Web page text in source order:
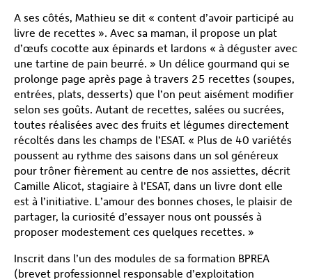
A ses côtés, Mathieu se dit « content d’avoir participé au
livre de recettes ». Avec sa maman, il propose un plat
d’œufs cocotte aux épinards et lardons « à déguster avec
une tartine de pain beurré. » Un délice gourmand qui se
prolonge page après page à travers 25 recettes (soupes,
entrées, plats, desserts) que l’on peut aisément modifier
selon ses goûts. Autant de recettes, salées ou sucrées,
toutes réalisées avec des fruits et légumes directement
récoltés dans les champs de l’ESAT. « Plus de 40 variétés
poussent au rythme des saisons dans un sol généreux
pour trôner fièrement au centre de nos assiettes, décrit
Camille Alicot, stagiaire à l’ESAT, dans un livre dont elle
est à l’initiative. L’amour des bonnes choses, le plaisir de
partager, la curiosité d’essayer nous ont poussés à
proposer modestement ces quelques recettes. »
Inscrit dans l’un des modules de sa formation BPREA
(brevet professionnel responsable d’exploitation